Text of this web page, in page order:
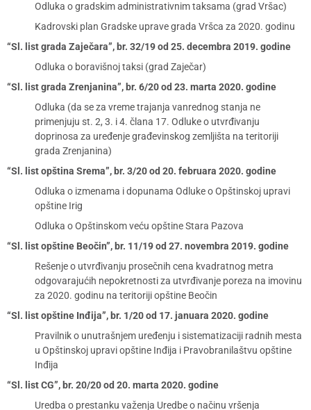
Odluka o gradskim administrativnim taksama (grad Vršac)
Kadrovski plan Gradske uprave grada Vršca za 2020. godinu
“Sl. list grada Zaječara”, br. 32/19 od 25. decembra 2019. godine
Odluka o boravišnoj taksi (grad Zaječar)
“Sl. list grada Zrenjanina”, br. 6/20 od 23. marta 2020. godine
Odluka (da se za vreme trajanja vanrednog stanja ne
primenjuju st. 2, 3. i 4. člana 17. Odluke o utvrđivanju
doprinosa za uređenje građevinskog zemljišta na teritoriji
grada Zrenjanina)
“Sl. list opština Srema”, br. 3/20 od 20. februara 2020. godine
Odluka o izmenama i dopunama Odluke o Opštinskoj upravi
opštine Irig
Odluka o Opštinskom veću opštine Stara Pazova
“Sl. list opštine Beočin”, br. 11/19 od 27. novembra 2019. godine
Rešenje o utvrđivanju prosečnih cena kvadratnog metra
odgovarajućih nepokretnosti za utvrđivanje poreza na imovinu
za 2020. godinu na teritoriji opštine Beočin
“Sl. list opštine Inđija”, br. 1/20 od 17. januara 2020. godine
Pravilnik o unutrašnjem uređenju i sistematizaciji radnih mesta
u Opštinskoj upravi opštine Inđija i Pravobranilaštvu opštine
Inđija
“Sl. list CG”, br. 20/20 od 20. marta 2020. godine
Uredba o prestanku važenja Uredbe o načinu vršenja